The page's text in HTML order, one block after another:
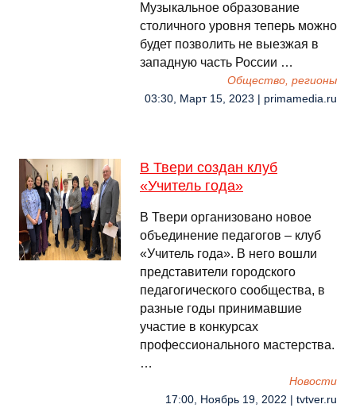
Музыкальное образование
столичного уровня теперь можно
будет позволить не выезжая в
западную часть России …
Общество, регионы
03:30, Март 15, 2023 | primamedia.ru
В Твери создан клуб
«Учитель года»
В Твери организовано новое
объединение педагогов – клуб
«Учитель года». В него вошли
представители городского
педагогического сообщества, в
разные годы принимавшие
участие в конкурсах
профессионального мастерства.
…
Новости
17:00, Ноябрь 19, 2022 | tvtver.ru